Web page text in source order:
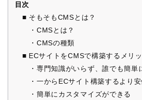
目次
■ そもそもCMSとは？
・CMSとは？
・CMSの種類
■ ECサイトをCMSで構築するメリ
・専門知識がいらず、誰でも簡単
・一からECサイト構築するより安
・簡単にカスタマイズができる